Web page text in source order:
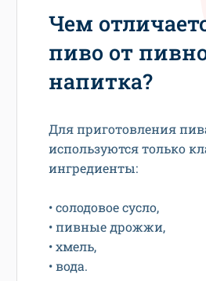
Чем
пиво от
напитка?
Для приготовления
используются только
ингредиенты:
• солодовое сусло,
• пивные дрожжи,
• хмель,
• вода.